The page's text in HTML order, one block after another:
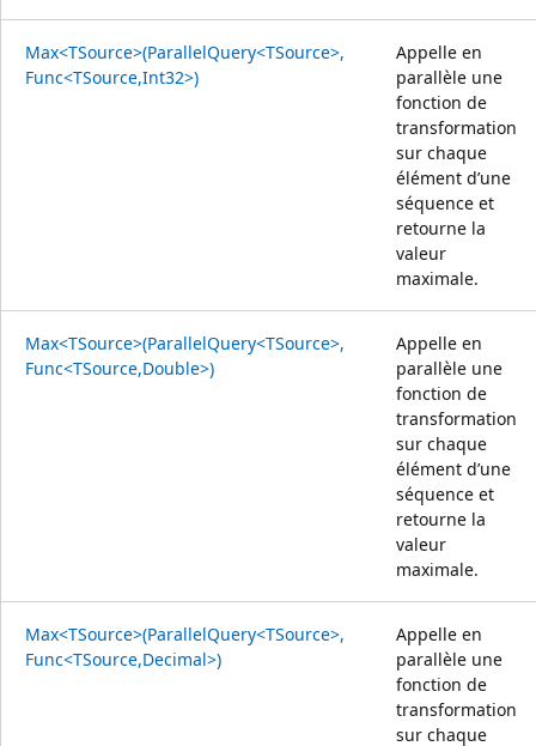
Max<TSource>(ParallelQuery<TSource>,
Func<TSource,Int32>)
Appelle en
parallèle une
fonction de
transformation
sur chaque
élément d’une
séquence et
retourne la
valeur
maximale.
Max<TSource>(ParallelQuery<TSource>,
Func<TSource,Double>)
Appelle en
parallèle une
fonction de
transformation
sur chaque
élément d’une
séquence et
retourne la
valeur
maximale.
Max<TSource>(ParallelQuery<TSource>,
Func<TSource,Decimal>)
Appelle en
parallèle une
fonction de
transformation
sur chaque